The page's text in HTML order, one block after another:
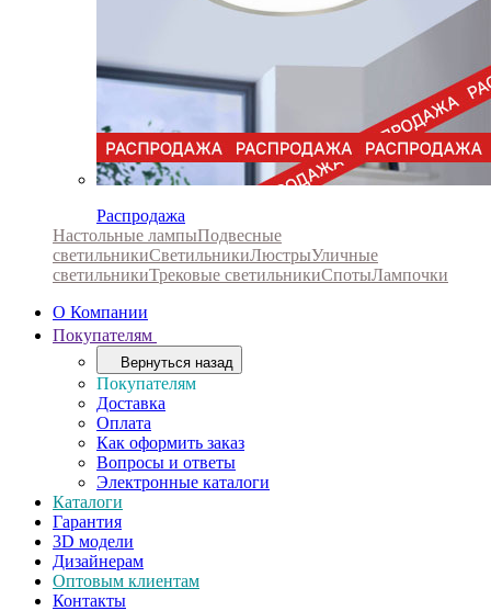
Распродажа
Настольные лампыПодвесные
светильникиСветильникиЛюстрыУличные
светильникиТрековые светильникиСпотыЛампочки
О Компании
Покупателям
Вернуться назад
Покупателям
Доставка
Оплата
Как оформить заказ
Вопросы и ответы
Электронные каталоги
Каталоги
Гарантия
3D модели
Дизайнерам
Оптовым клиентам
Контакты